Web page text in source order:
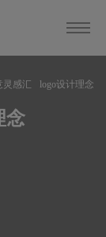
灵感汇
logo设计理念
念